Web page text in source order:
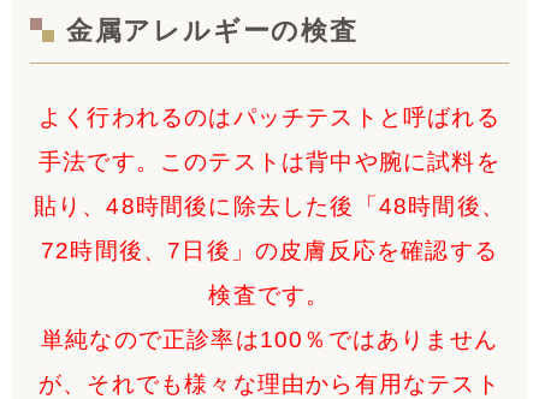
金属アレルギーの検査
よく行われるのはパッチテストと呼ばれる
手法です。このテストは背中や腕に試料を
貼り、48時間後に除去した後「48時間後、
72時間後、7日後」の皮膚反応を確認する
検査です。
単純なので正診率は100％ではありません
が、それでも様々な理由から有用なテスト